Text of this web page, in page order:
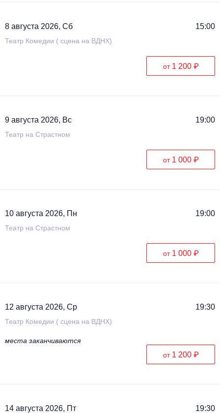
8 августа 2026, Сб 15:00
Театр Комедии ( сцена на ВДНХ)
от 1 200 ₽
9 августа 2026, Вс 19:00
Театр на Страстном
от 1 000 ₽
10 августа 2026, Пн 19:00
Театр на Страстном
от 1 000 ₽
12 августа 2026, Ср 19:30
Театр Комедии ( сцена на ВДНХ)
места заканчиваются
от 1 200 ₽
14 августа 2026, Пт 19:30